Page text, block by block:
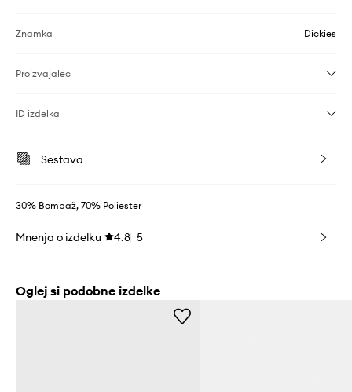
Znamka Dickies
Proizvajalec
ID izdelka
Sestava
30% Bombaž, 70% Poliester
Mnenja o izdelku 4.8 5
Oglej si podobne izdelke